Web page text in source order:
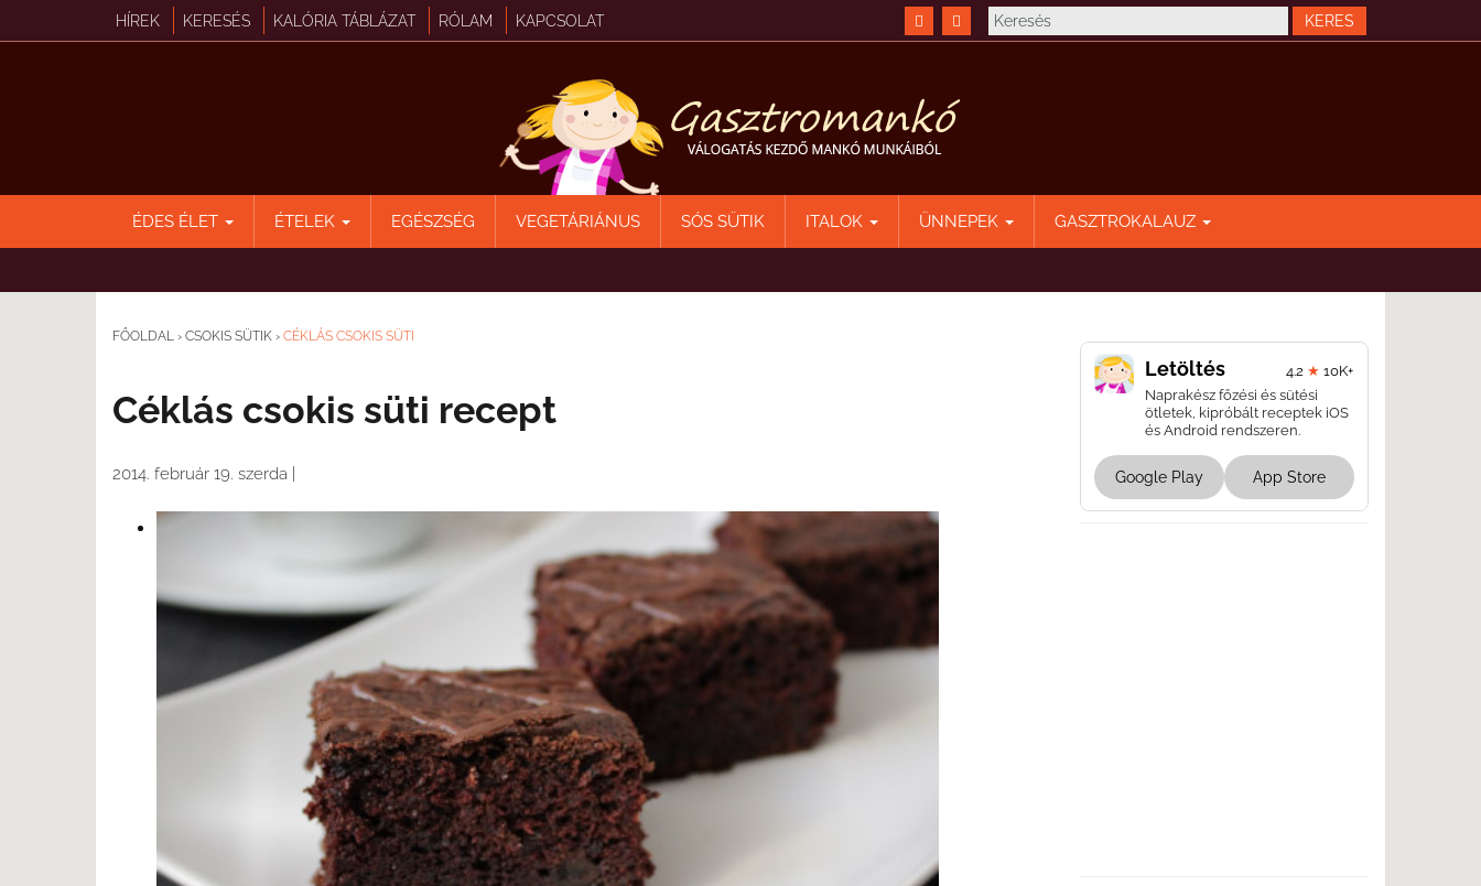
HÍREK KERESÉS KALÓRIA TÁBLÁZAT RÓLAM KAPCSOLAT
ÉDES ÉLET ÉTELEK EGÉSZSÉG VEGETÁRIÁNUS SÓS SÜTIK ITALOK ÜNNEPEK GASZTROKALAUZ
FŐOLDAL › CSOKIS SÜTIK › CÉKLÁS CSOKIS SÜTI
Céklás csokis süti recept
2014. február 19. szerda
Letöltés 4.2 ★ 10K+
Naprakész főzési és sütési
ötletek, kipróbált receptek iOS
és Android rendszeren.
Google Play App Store